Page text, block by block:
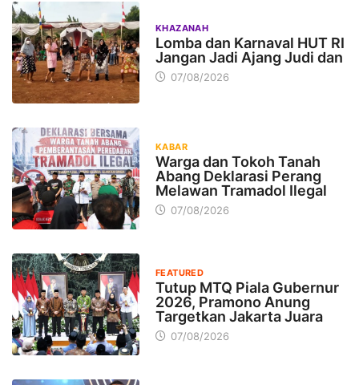
KHAZANAH
Lomba dan Karnaval HUT RI
Jangan Jadi Ajang Judi dan
07/08/2026
KABAR
Warga dan Tokoh Tanah
Abang Deklarasi Perang
Melawan Tramadol Ilegal
07/08/2026
FEATURED
Tutup MTQ Piala Gubernur
2026, Pramono Anung
Targetkan Jakarta Juara
07/08/2026